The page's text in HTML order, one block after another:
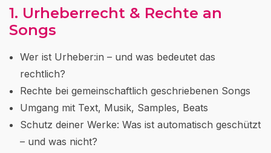
1. Urheberrecht & Rechte an
Songs
Wer ist Urheber:in – und was bedeutet das
rechtlich?
Rechte bei gemeinschaftlich geschriebenen Songs
Umgang mit Text, Musik, Samples, Beats
Schutz deiner Werke: Was ist automatisch geschützt
– und was nicht?